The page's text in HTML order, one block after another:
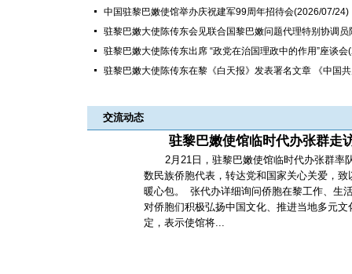
中国驻黎巴嫩使馆举办庆祝建军99周年招待会(2026/07/24)
驻黎巴嫩大使陈传东会见联合国黎巴嫩问题代理特别协调员
驻黎巴嫩大使陈传东出席 “政党在治国理政中的作用”座谈会
驻黎巴嫩大使陈传东在黎《白天报》发表署名文章 《中国
交流动态
驻黎巴嫩使馆临时代办张群走
2月21日，驻黎巴嫩使馆临时代办张群率
数民族侨胞代表，转达党和国家关心关爱，
暖心包。 张代办详细询问侨胞在黎工作、生
对侨胞们积极弘扬中国文化、推进当地多元
定，表示使馆将...